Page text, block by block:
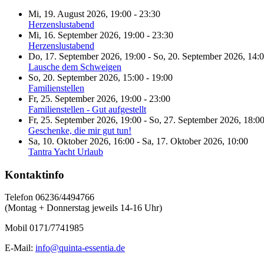
Mi, 19. August 2026, 19:00 - 23:30
Herzenslustabend
Mi, 16. September 2026, 19:00 - 23:30
Herzenslustabend
Do, 17. September 2026, 19:00 - So, 20. September 2026,
Lausche dem Schweigen
So, 20. September 2026, 15:00 - 19:00
Familienstellen
Fr, 25. September 2026, 19:00 - 23:00
Familienstellen - Gut aufgestellt
Fr, 25. September 2026, 19:00 - So, 27. September 2026, 18:00
Geschenke, die mir gut tun!
Sa, 10. Oktober 2026, 16:00 - Sa, 17. Oktober 2026, 10:00
Tantra Yacht Urlaub
Kontaktinfo
Telefon 06236/4494766
(Montag + Donnerstag jeweils 14-16 Uhr)
Mobil 0171/7741985
E-Mail: info@quinta-essentia.de